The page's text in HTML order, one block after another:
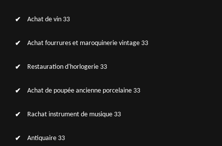
Achat de vin 33
Achat fourrures et maroquinerie vintage 33
Restauration d'horlogerie 33
Achat de poupée ancienne porcelaine 33
Rachat instrument de musique 33
Antiquaire 33